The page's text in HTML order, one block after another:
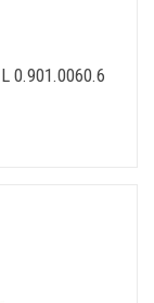
0.901.0060.6